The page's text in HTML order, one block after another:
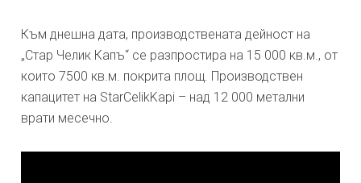
Към днешна дата, производствената дейност на
„Стар Челик Капъ“ се разпростира на 15 000 кв.м., от
които 7500 кв.м. покрита площ. Производствен
капацитет на StarCelikKapi – над 12 000 метални
врати месечно.